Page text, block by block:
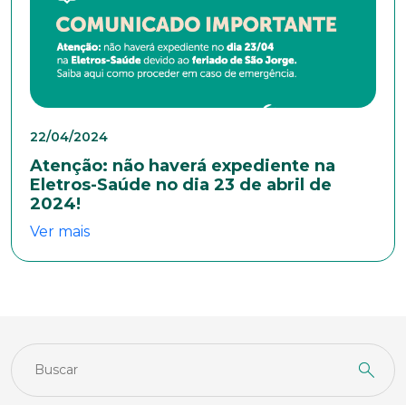
22/04/2024
Atenção: não haverá expediente na
Eletros-Saúde no dia 23 de abril de
2024!
Ver mais
Sexo
Masculino
Feminino Outros
Área de interesse
Anexar currículo*